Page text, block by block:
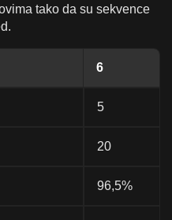
tako da su sekvence
6
5
20
96,5%